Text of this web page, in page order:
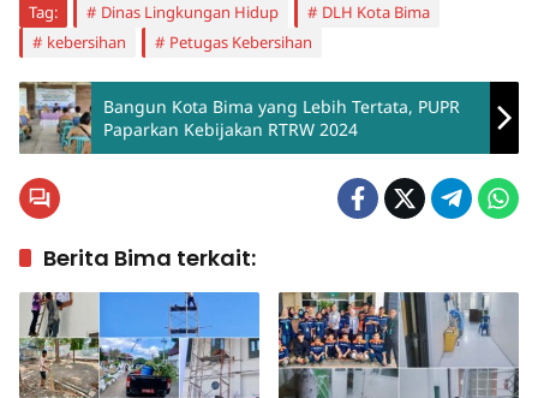
Tag: Dinas Lingkungan Hidup
DLH Kota Bima
kebersihan
Petugas Kebersihan
Bangun Kota Bima yang Lebih Tertata, PUPR
Paparkan Kebijakan RTRW 2024
Berita Bima terkait: